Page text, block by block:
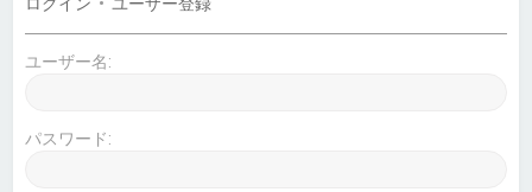
ユーザー名:
パスワード: